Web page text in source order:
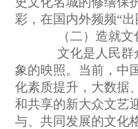
彩，在国内外频频“
（二）造就文
文化是人民群众
象的映照。当前，中
化素质提升，大数据
和共享的新大众文艺
与、共同发展的文化